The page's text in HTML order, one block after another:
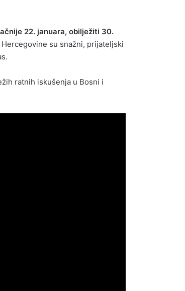
22. januara, obilježiti 30.
su snažni, prijateljski
ratnih iskušenja u Bosni i